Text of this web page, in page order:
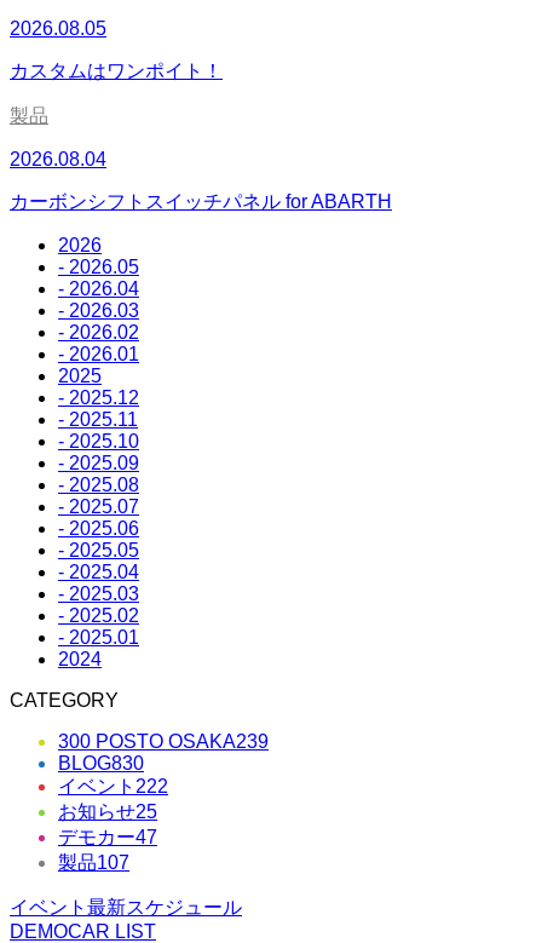
2026.08.05
カスタムはワンポイト！
製品
2026.08.04
カーボンシフトスイッチパネル for ABARTH
2026
- 2026.05
- 2026.04
- 2026.03
- 2026.02
- 2026.01
2025
- 2025.12
- 2025.11
- 2025.10
- 2025.09
- 2025.08
- 2025.07
- 2025.06
- 2025.05
- 2025.04
- 2025.03
- 2025.02
- 2025.01
2024
CATEGORY
300 POSTO OSAKA239
BLOG830
イベント 222
お知らせ25
デモカー47
製品107
イベント最新スケジュール
DEMOCAR LIST